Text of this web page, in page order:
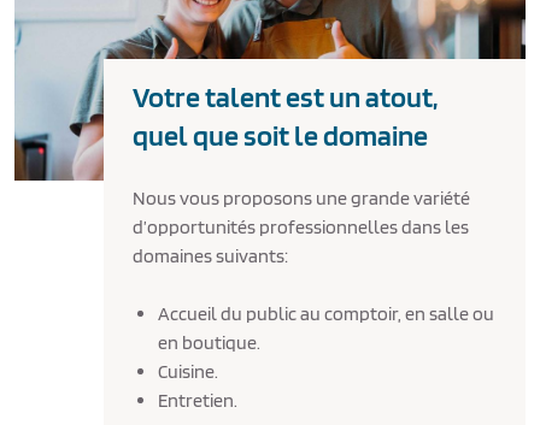
Votre talent est un atout,
quel que soit le domaine
Nous vous proposons une grande variété
d’opportunités professionnelles dans les
domaines suivants:
Accueil du public au comptoir, en salle ou
en boutique.
Cuisine.
Entretien.